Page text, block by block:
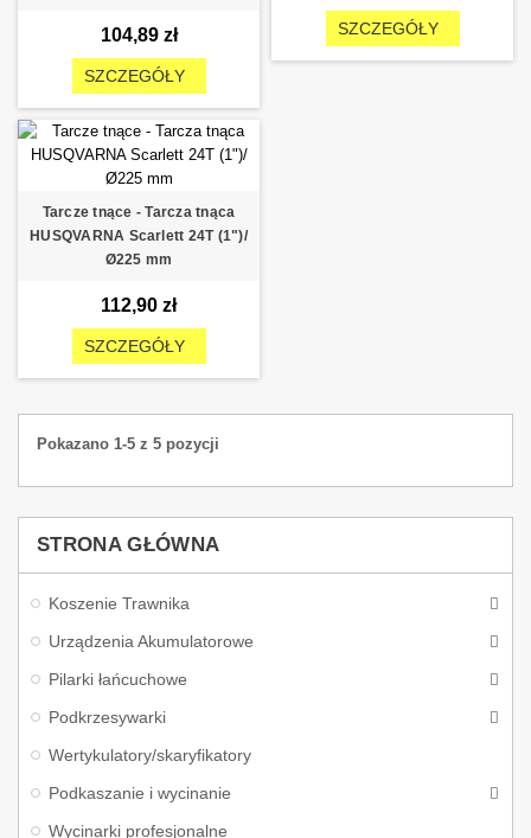
STRONA GŁÓWNA
Koszenie Trawnika
Urządzenia Akumulatorowe
Pilarki łańcuchowe
Podkrzesywarki
Wertykulatory/skaryfikatory
Podkaszanie i wycinanie
Wycinarki profesjonalne
104,89 zł
SZCZEGÓŁY
SZCZEGÓŁY
Tarcze tnące - Tarcza tnąca
HUSQVARNA Scarlett 24T (1")/
Ø225 mm
112,90 zł
SZCZEGÓŁY
Pokazano 1-5 z 5 pozycji